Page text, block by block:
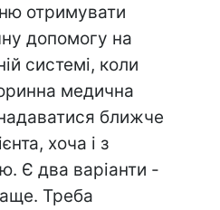
отримувати
допомогу на
системі, коли
медична
ближче
хоча і з
Є два варіанти -
Треба